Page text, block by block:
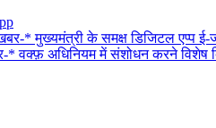
* मुख्यमंत्री के समक्ष डिजिटल एप्प ई-
* वक्फ़ अधिनियम में संशोधन करने विशेष